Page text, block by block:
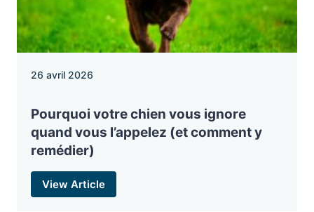
26 avril 2026
Pourquoi votre chien vous ignore
quand vous l’appelez (et comment y
remédier)
View Article